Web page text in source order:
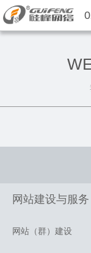
网站建设与服务
网站（群）建设